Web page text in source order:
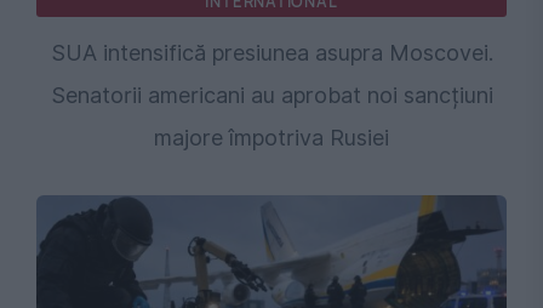
SUA intensifică presiunea asupra Moscovei.
Senatorii americani au aprobat noi sancțiuni
majore împotriva Rusiei